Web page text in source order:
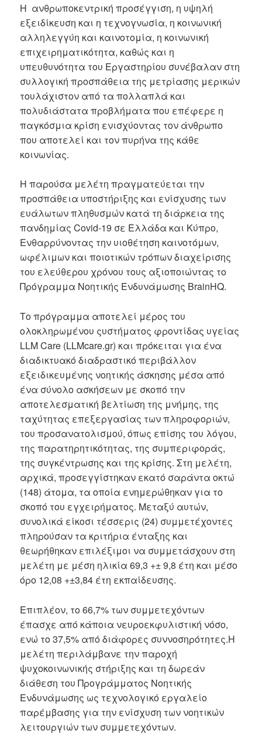
Η ανθρωποκεντρική προσέγγιση, η υψηλή
εξειδίκευση και η τεχνογνωσία, η κοινωνική
αλληλεγγύη και καινοτομία, η κοινωνική
επιχειρηματικότητα, καθώς και η
υπευθυνότητα του Εργαστηρίου συνέβαλαν στη
συλλογική προσπάθεια της μετρίασης μερικών
τουλάχιστον από τα πολλαπλά και
πολυδιάστατα προβλήματα που επέφερε η
παγκόσμια κρίση ενισχύοντας τον άνθρωπο
που αποτελεί και τον πυρήνα της κάθε
κοινωνίας.
Η παρούσα μελέτη πραγματεύεται την
προσπάθεια υποστήριξης και ενίσχυσης των
ευάλωτων πληθυσμών κατά τη διάρκεια της
πανδημίας Covid-19 σε Ελλάδα και Κύπρο,
Ενθαρρύνοντας την υιοθέτηση καινοτόμων,
ωφέλιμων και ποιοτικών τρόπων διαχείρισης
του ελεύθερου χρόνου τους αξιοποιώντας το
Πρόγραμμα Νοητικής Ενδυνάμωσης BrainHQ.
Το πρόγραμμα αποτελεί μέρος του
ολοκληρωμένου ςυστήματος φροντίδας υγείας
LLM Care (LLMcare.gr) και πρόκειται για ένα
διαδικτυακό διαδραστικό περιβάλλον
εξειδικευμένης νοητικής άσκησης μέσα από
ένα σύνολο ασκήσεων με σκοπό την
αποτελεσματική βελτίωση της μνήμης, της
ταχύτητας επεξεργασίας των πληροφοριών,
του προσανατολισμού, όπως επίσης του λόγου,
της παρατηρητικότητας, της συμπεριφοράς,
της συγκέντρωσης και της κρίσης. Στη μελέτη,
αρχικά, προσεγγίστηκαν εκατό σαράντα οκτώ
(148) άτομα, τα οποία ενημερώθηκαν για το
σκοπό του εγχειρήματος. Μεταξύ αυτών,
συνολικά είκοσι τέσσερις (24) συμμετέχοντες
πληρούσαν τα κριτήρια ένταξης και
θεωρήθηκαν επιλέξιμοι να συμμετάσχουν στη
μελέτη με μέση ηλικία 69,3 +± 9,8 έτη και μέσο
όρο 12,08 +±3,84 έτη εκπαίδευσης.
Επιπλέον, το 66,7% των συμμετεχόντων
έπασχε από κάποια νευροεκφυλιστική νόσο,
ενώ το 37,5% από διάφορες συννοσηρότητες.Η
μελέτη περιλάμβανε την παροχή
ψυχοκοινωνικής στήριξης και τη δωρεάν
διάθεση του Προγράμματος Νοητικής
Ενδυνάμωσης ως τεχνολογικό εργαλείο
παρέμβασης για την ενίσχυση των νοητικών
λειτουργιών των συμμετεχόντων.